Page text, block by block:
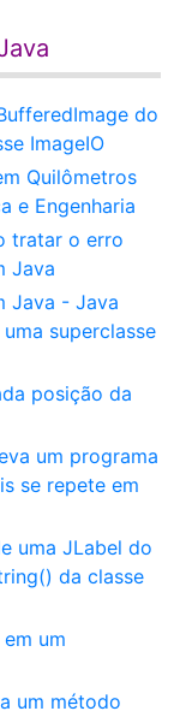
do
ImageIO
Quilômetros
e Engenharia
tratar o erro
Java
Java - Java
superclasse
posição da
um programa
se repete em
uma JLabel do
da classe
um
um método